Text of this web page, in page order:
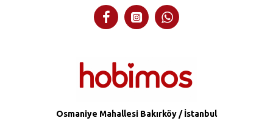
Osmaniye Mahallesi Bakırköy / İstanbul